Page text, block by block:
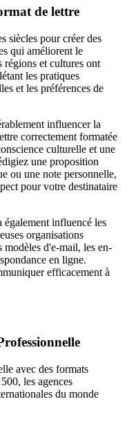
de lettre
siècles pour créer des
qui améliorent le
régions et cultures ont
les pratiques
et les préférences de
influencer la
correctement formatée
culturelle et une
une proposition
ou une note personnelle,
pour votre destinataire
influencé les
organisations
modèles d'e-mail, les en-
en ligne.
efficacement à
avec des formats
les agences
du monde